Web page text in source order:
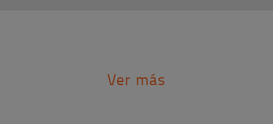
Ver más